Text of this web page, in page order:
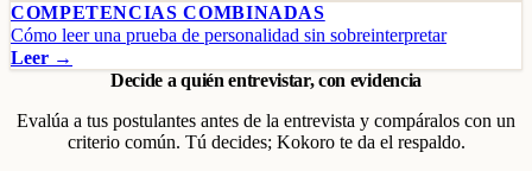
COMPETENCIAS COMBINADAS
Cómo leer una prueba de personalidad sin sobreinterpretar
Leer →
Decide a quién entrevistar, con evidencia
Evalúa a tus postulantes antes de la entrevista y compáralos con un
criterio común. Tú decides; Kokoro te da el respaldo.